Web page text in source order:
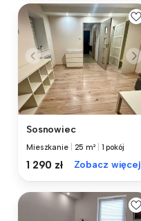
Sosnowiec
Mieszkanie 25 m² 1 pokój
1 290 zł Zobacz więcej